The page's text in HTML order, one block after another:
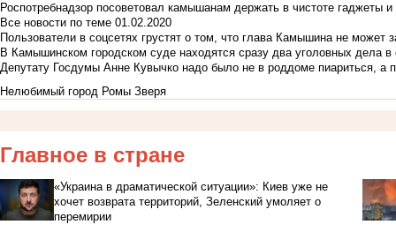
Роспотребнадзор посоветовал камышанам держать в чистоте гаджеты
Все новости по теме 01.02.2020
Пользователи в соцсетях грустят о том, что глава Камышина не может
В Камышинском городском суде находятся сразу два уголовных дела
Депутату Госдумы Анне Кувычко надо было не в роддоме пиариться, а
Нелюбимый город Ромы Зверя
Главное в стране
«Украина в драматической ситуации»: Киев уже не
хочет возврата территорий, Зеленский умоляет о
перемирии